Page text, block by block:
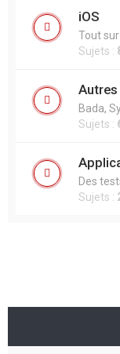
iOS
Tout
Sujets :
Bada,
Sujets :
Des
Sujets :